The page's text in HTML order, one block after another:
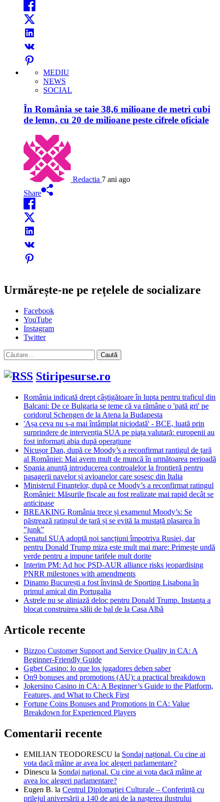
MEDIU
NEWS
SOCIAL
În România se taie 38,6 milioane de metri cubi
de lemn, cu 20 de milioane peste cifrele oficiale
Redactia 7 ani ago
Share
Urmărește-ne pe rețelele de socializare
Facebook
YouTube
Instagram
Twitter
Caută
după:
Stiripesurse.ro
România indicată drept câștigătoare în lupta pentru traficul din
Balcani: De ce Bulgaria se teme că va rămâne o 'pată gri' pe
coridorul Schengen de la Atena la Budapesta
'Așa ceva nu s-a mai întâmplat niciodată' - BCE, luată prin
surprindere de intervenția SUA pe piața valutară: europenii au
fost informați abia după operațiune
Nicușor Dan, după ce Moody’s a reconfirmat rantigul de țară
al României: Mai avem mult de muncă în următoarea perioadă
Spania anunță introducerea controalelor la frontieră pentru
pasagerii navelor și avioanelor care sosesc din Italia
Ministerul Finanțelor, după ce Moody’s a reconfirmat ratingul
României: Măsurile fiscale au fost realizate mai rapid decât se
anticipase
BREAKING România trece și examenul Moody’s: Se
păstrează ratingul de țară și se evită la mustață plasarea în
”junk”
Senatul SUA adoptă noi sancțiuni împotriva Rusiei, dar
pentru Donald Trump miza este mult mai mare: Primește undă
verde pentru a impune tarifele mult dorite
Interim PM: Ad hoc PSD-AUR alliance risks jeopardising
PNRR milestones with amendments
Dinamo București a fost învinsă de Sporting Lisabona în
primul amical din Portugalia
Astrele nu se aliniază deloc pentru Donald Trump. Instanța a
blocat construirea sălii de bal de la Casa Albă
Articole recente
Bizzoo Customer Support and Service Quality in CA: A
Beginner-Friendly Guide
Ggbet Casino: lo que los jugadores deben saber
On9 bonuses and promotions (AU): a practical breakdown
Jokersino Casino in CA: A Beginner’s Guide to the Platform,
Features, and What to Check First
Fortune Coins Bonuses and Promotions in CA: Value
Breakdown for Experienced Players
Comentarii recente
EMILIAN TEODORESCU la Sondaj național. Cu cine ai
vota dacă mâine ar avea loc alegeri parlamentare?
Dinescu la Sondaj național. Cu cine ai vota dacă mâine ar
avea loc alegeri parlamentare?
Eugen B. la Centrul Diplomației Culturale – Conferință cu
prilejul aniversării a 140 de ani de la nașterea ilustrului